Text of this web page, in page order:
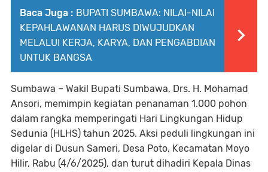
Baca Juga : BUPATI SUMBAWA: NILAI-NILAI
KEPAHLAWANAN HARUS DIWUJUDKAN
MELALUI KERJA, KARYA, DAN PENGABDIAN
UNTUK BANGSA
Sumbawa – Wakil Bupati Sumbawa, Drs. H. Mohamad
Ansori, memimpin kegiatan penanaman 1.000 pohon
dalam rangka memperingati Hari Lingkungan Hidup
Sedunia (HLHS) tahun 2025. Aksi peduli lingkungan ini
digelar di Dusun Sameri, Desa Poto, Kecamatan Moyo
Hilir, Rabu (4/6/2025), dan turut dihadiri Kepala Dinas